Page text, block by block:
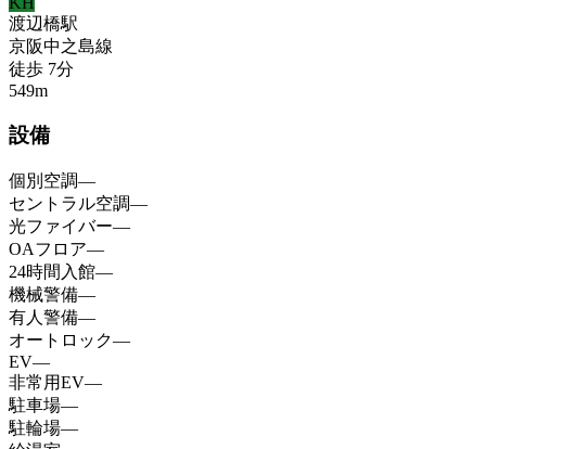
渡辺橋駅
京阪中之島線
徒歩 7分
549m
設備
個別空調—
セントラル空調—
光ファイバー—
OAフロア—
24時間入館—
機械警備—
有人警備—
オートロック—
EV—
非常用EV—
駐車場—
駐輪場—